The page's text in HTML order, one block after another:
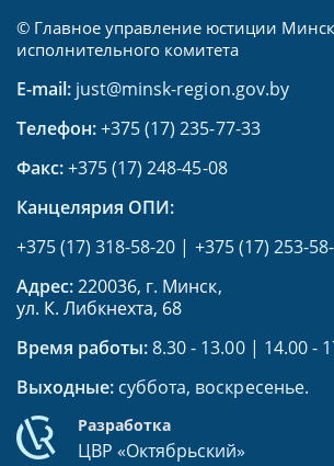
© Главное управление юстиции
исполнительного комитета
Адрес:220036, г. Минск,
ул. К. Либкнехта, 68
Время работы:8.30 - 13.00 | 14.00 -
Выходные: суббота, воскресенье.
Разработка
ЦВР «Октябрьский»
E-mail: just@minsk-region.gov.by
Телефон:+375 (17) 235-77-33
Факс:+375 (17) 248-45-08
Канцелярия ОПИ:
+375 (17) 318-58-20 | +375 (17) 253-